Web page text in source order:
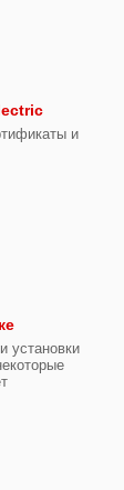
и
установки